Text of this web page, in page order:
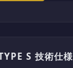
S 技術仕様